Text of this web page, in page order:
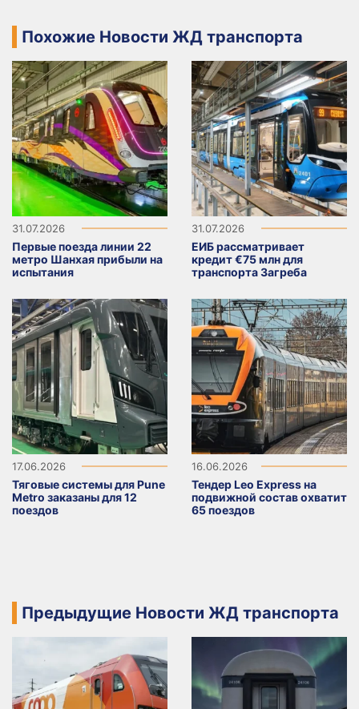
Похожие Новости ЖД транспорта
31.07.2026
Первые поезда линии 22
метро Шанхая прибыли на
испытания
31.07.2026
ЕИБ рассматривает
кредит €75 млн для
транспорта Загреба
17.06.2026
Тяговые системы для Pune
Metro заказаны для 12
поездов
16.06.2026
Тендер Leo Express на
подвижной состав охватит
65 поездов
Предыдущие Новости ЖД транспорта